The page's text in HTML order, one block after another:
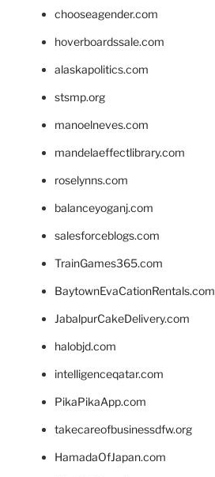
chooseagender.com
hoverboardssale.com
alaskapolitics.com
stsmp.org
manoelneves.com
mandelaeffectlibrary.com
roselynns.com
balanceyoganj.com
salesforceblogs.com
TrainGames365.com
BaytownEvaCationRentals.com
JabalpurCakeDelivery.com
halobjd.com
intelligenceqatar.com
PikaPikaApp.com
takecareofbusinessdfw.org
HamadaOfJapan.com